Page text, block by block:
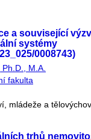
a související
systémy
0008743)
M.A.
fakulta
mládeže a
trhů